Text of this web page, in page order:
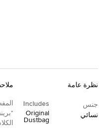
نظرة عامة
جنس
نسائي
Includes
Original
Dustbag